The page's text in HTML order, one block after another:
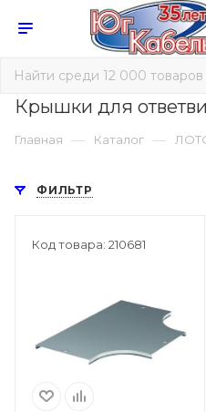
Крышки для
Главная — Каталог —
ФИЛЬТР
Код товара: 210681